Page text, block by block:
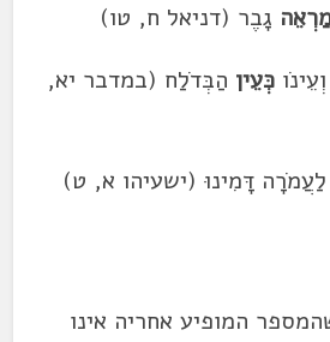
גָבֶר (דניאל ח, טו)
כְּעֵין הַבְּדֹלַח (במדבר יא,
לַעֲמֹרָה דָּמִינוּ (ישעיהו א, ט)
המופיע אחריה אינו